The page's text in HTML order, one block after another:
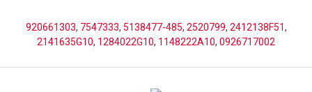
920661303, 7547333, 5138477-485, 2520799, 2412138F51,
2141635G10, 1284022G10, 1148222A10, 0926717002